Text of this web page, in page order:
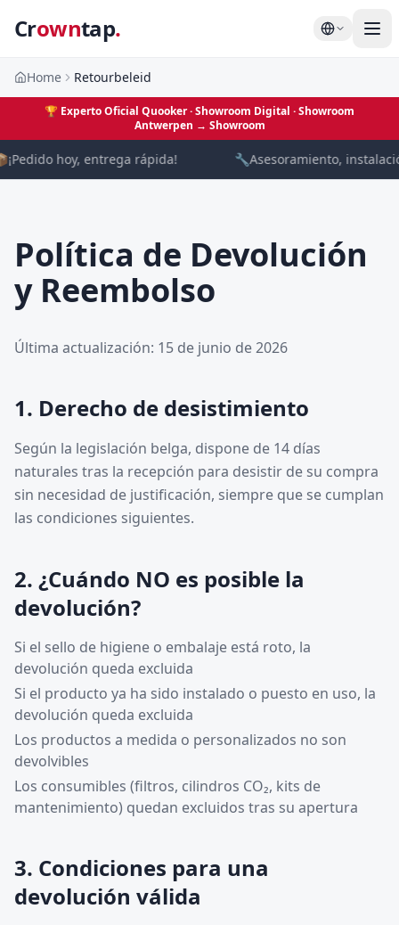
Crowntap.
Home Retourbeleid
🏆 Experto Oficial Quooker · Showroom Digital · Showroom
Antwerpen → Showroom
¡Pedido hoy, entrega rápida! 🔧Asesoramiento,
Política de Devolución
y Reembolso
Última actualización: 15 de junio de 2026
1. Derecho de desistimiento
Según la legislación belga, dispone de 14 días
naturales tras la recepción para desistir de su compra
sin necesidad de justificación, siempre que se cumplan
las condiciones siguientes.
2. ¿Cuándo NO es posible la
devolución?
Si el sello de higiene o embalaje está roto, la
devolución queda excluida
Si el producto ya ha sido instalado o puesto en uso, la
devolución queda excluida
Los productos a medida o personalizados no son
devolvibles
Los consumibles (filtros, cilindros CO₂, kits de
mantenimiento) quedan excluidos tras su apertura
3. Condiciones para una
devolución válida